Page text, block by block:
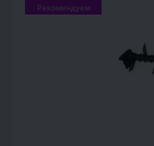
Рекомендуем